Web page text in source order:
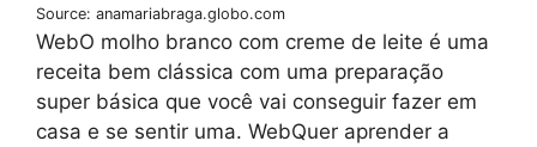
Source: anamariabraga.globo.com
WebO molho branco com creme de leite é uma
receita bem clássica com uma preparação
super básica que você vai conseguir fazer em
casa e se sentir uma. WebQuer aprender a